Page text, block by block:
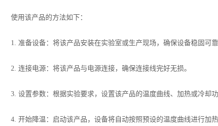
使用该产品的方法如下：
1. 准备设备：将该产品安装在实验室或生产现场，确保设备稳固可靠
2. 连接电源：将该产品与电源连接，确保连接线完好无损。
3. 设置参数：根据实验要求，设置该产品的温度曲线、加热或冷却功
4. 开始降温：启动该产品，设备将自动按照预设的温度曲线进行加热